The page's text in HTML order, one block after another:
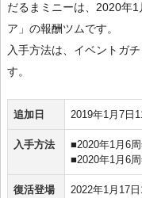
だるまミニーは、2020年
ア」の報酬ツムです。
入手方法は、イベントガ
す。
追加日 2019年1月7日
入手方法
■2020年1月6
■2020年1月6
復活登場
2022年1月17